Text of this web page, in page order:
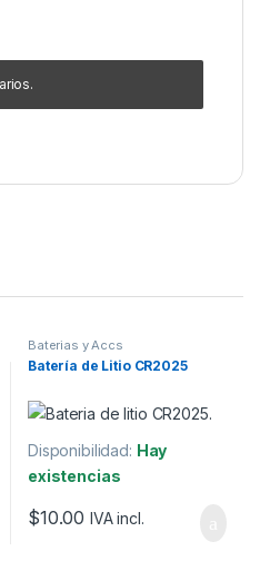
Baterias y Accs
Batería de Litio CR2025
Disponibilidad: Hay
existencias
$10.00 IVA incl.